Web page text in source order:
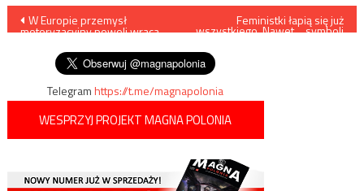
Nawigacja
wpisu
W Europie przemysł
motoryzacyjny powoli wraca
Feministki łapią się już
wszystkiego. Nawet… symboli
Telegramhttps://t.me/magnapolonia
WESPRZYJ PROJEKT MAGNA POLONIA